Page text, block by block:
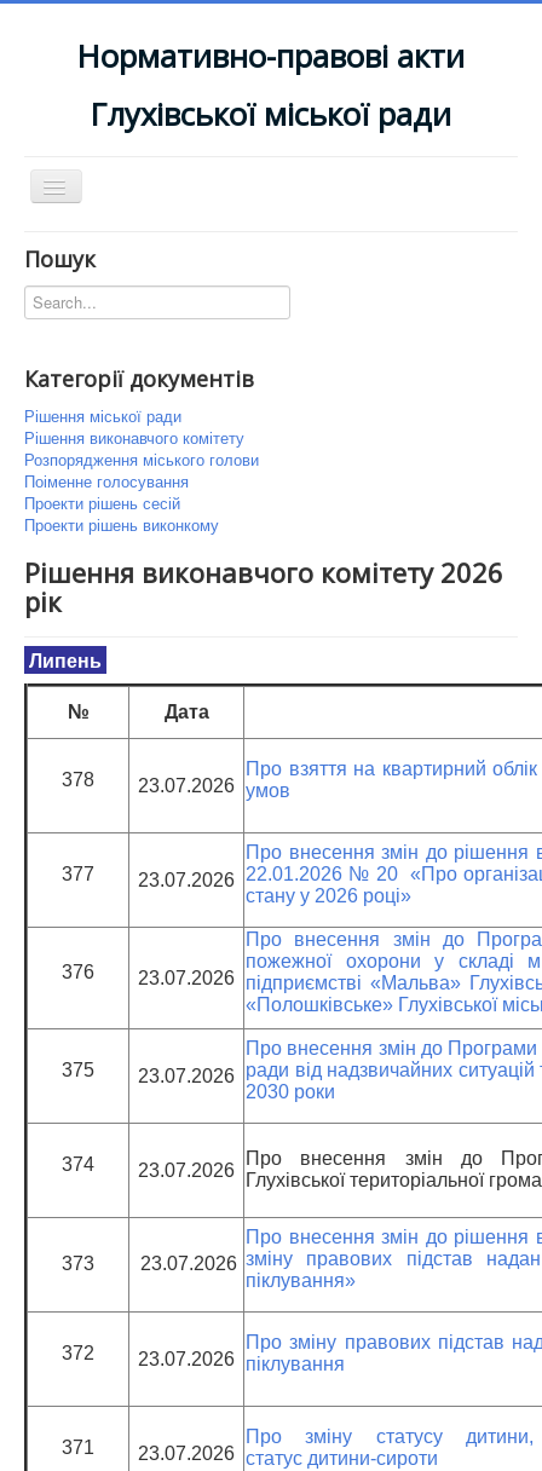
Нормативно-правові акти
Глухівської міської ради
Перемикач
навігації
До офіційного сайту
Пошук
Категорії документів
Рішення міської ради
Рішення виконавчого комітету
Розпорядження міського голови
Поіменне голосування
Проекти рішень сесій
Проекти рішень виконкому
Рішення виконавчого комітету 2026
рік
Липень
№ Дата
378 23.07.2026
Про взяття на квартирний
умов
377 23.07.2026
Про внесення змін до рішення
22.01.2026 № 20 «Про
стану у 2026 році»
376 23.07.2026
Про внесення змін до
пожежної охорони у складі
підприємстві «Мальва»
«Полошківське» Глухівської
375 23.07.2026
Про внесення змін до Програми
ради від надзвичайних
2030 роки
374 23.07.2026
Про внесення змін до
Глухівської територіальної
373 23.07.2026
Про внесення змін до рішення
зміну правових підстав
піклування»
372 23.07.2026
Про зміну правових підстав
піклування
371 23.07.2026
Про зміну статусу дитини,
статус дитини-сироти